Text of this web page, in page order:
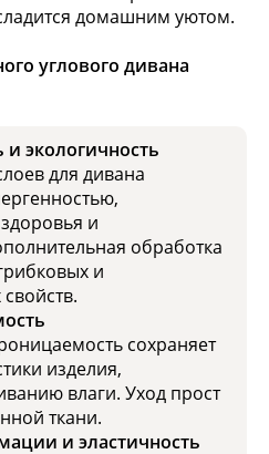
домашним уютом.
углового дивана
и экологичность
для дивана
и
обработка
и
сохраняет
изделия,
влаги. Уход прост
ткани.
и эластичность